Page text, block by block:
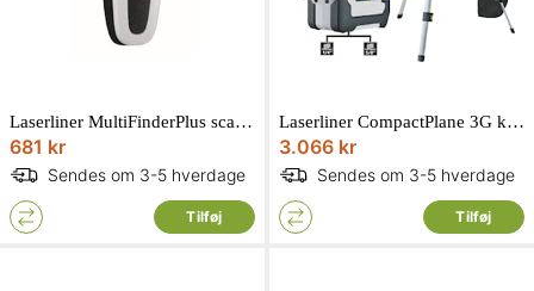
Laserliner MultiFinderPlus scanner til træ, metal, kobber og jern
681 kr
Sendes om 3-5 hverdage
Tilføj
Laserliner CompactPlane 3G krydslaser, med batterisæt, stativ og modtager
3.066 kr
Sendes om 3-5 hverdage
Tilføj